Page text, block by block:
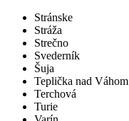
Stránske
Stráža
Strečno
Svederník
Šuja
Teplička nad Váhom
Terchová
Turie